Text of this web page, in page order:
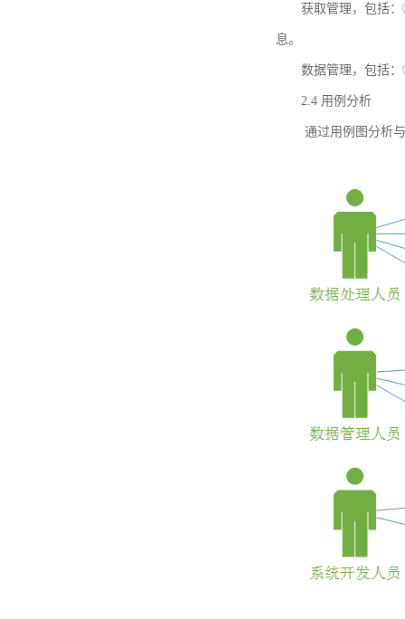
获取管理，包括
息。
数据管理，包括
2.4 用例分析
通过用例图分析